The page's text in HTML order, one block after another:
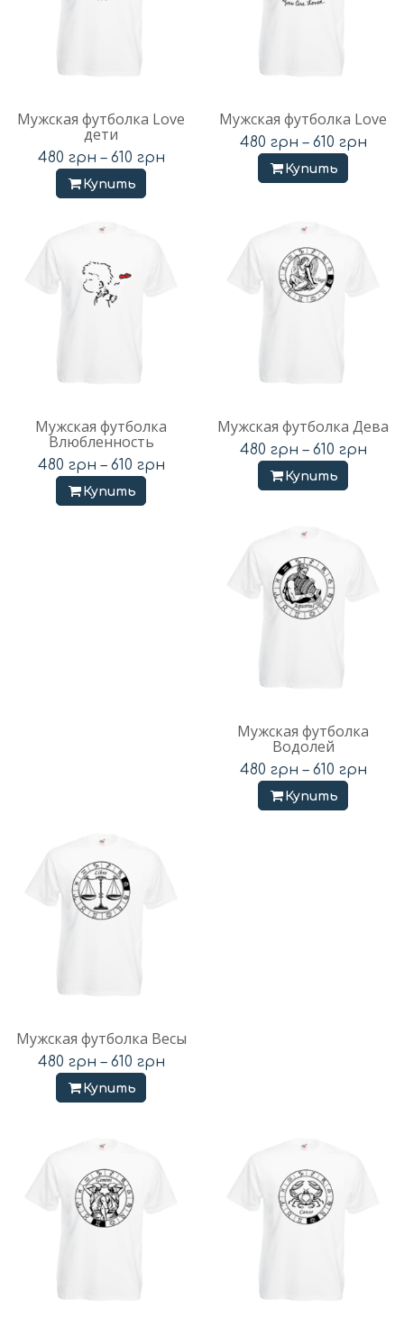
Мужская футболка Love
дети
480 грн – 610 грн
Купить
Мужская футболка Love
480 грн – 610 грн
Купить
Мужская футболка
Влюбленность
480 грн – 610 грн
Купить
Мужская футболка Дева
480 грн – 610 грн
Купить
Мужская футболка
Водолей
480 грн – 610 грн
Купить
Мужская футболка Весы
480 грн – 610 грн
Купить